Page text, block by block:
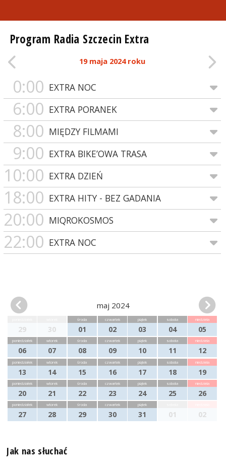
Program Radia Szczecin Extra
19 maja 2024 roku
0:00 EXTRA NOC
6:00 EXTRA PORANEK
8:00 MIĘDZY FILMAMI
9:00 EXTRA BIKE’OWA TRASA
10:00 EXTRA DZIEŃ
18:00 EXTRA HITY - BEZ GADANIA
20:00 MIQROKOSMOS
22:00 EXTRA NOC
maj 2024
29 30
środa
01
czwartek
02
piątek
03
sobota
04
niedziela
05
poniedziałek
06
wtorek
07
środa
08
czwartek
09
piątek
10
sobota
11
niedziela
12
poniedziałek
13
wtorek
14
środa
15
czwartek
16
piątek
17
sobota
18
niedziela
19
poniedziałek
20
wtorek
21
środa
22
czwartek
23
piątek
24
sobota
25
niedziela
26
poniedziałek
27
wtorek
28
środa
29
czwartek
30
piątek
31 01 02
Jak nas słuchać